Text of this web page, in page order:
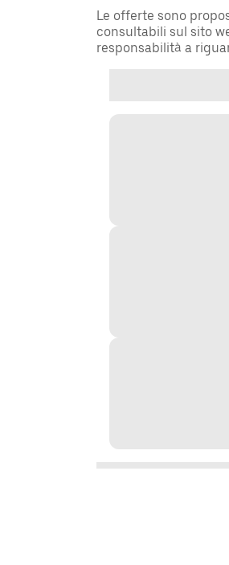
Le offerte sono
consultabili sul sito
responsabilità a